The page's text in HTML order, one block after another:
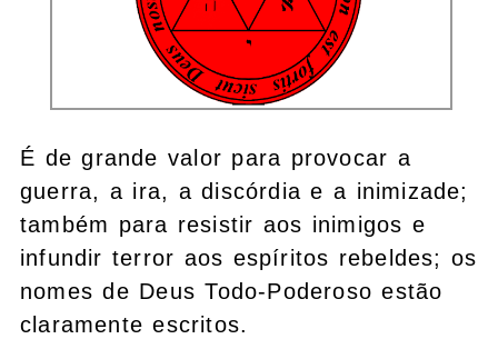
É de grande valor para provocar a
guerra, a ira, a discórdia e a inimizade;
também para resistir aos inimigos e
infundir terror aos espíritos rebeldes; os
nomes de Deus Todo-Poderoso estão
claramente escritos.